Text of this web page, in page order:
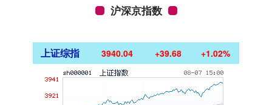
沪深京指数
上证综指 3940.04 +39.68 +1.02%